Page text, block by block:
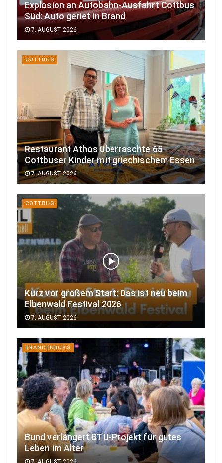
Explosion an Autobahn-Ausfahrt Cottbus
Süd: Auto geriet in Brand
7. AUGUST 2026
COTTBUS
Restaurant Athos überraschte 65
Cottbuser Kinder mit griechischem Essen
7. AUGUST 2026
COTTBUS
Kurz vor großem Start: Das ist neu beim
Elbenwald Festival 2026
7. AUGUST 2026
BRANDENBURG
Bund verlängert BTU-Projekt für gutes
Leben im Alter
7. AUGUST 2026